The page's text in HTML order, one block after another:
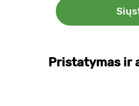
Pristatymas ir